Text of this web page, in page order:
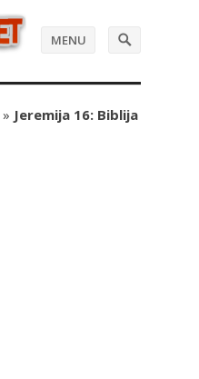
MENU
» Jeremija 16: Biblija